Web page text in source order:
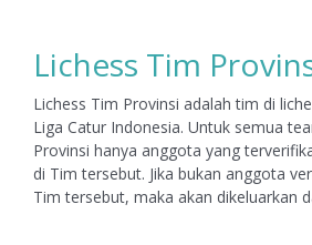
Lichess Tim
Lichess Tim Provinsi adalah tim di
Liga Catur Indonesia. Untuk semua
Provinsi hanya anggota yang
di Tim tersebut. Jika bukan anggota
Tim tersebut, maka akan dikeluarkan